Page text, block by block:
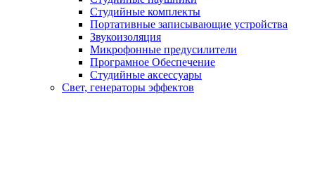
Студийные комплекты
Портативные записывающие устройства
Звукоизоляция
Микрофонные предусилители
Програмное Обеспечение
Студийные аксессуары
Свет, генераторы эффектов